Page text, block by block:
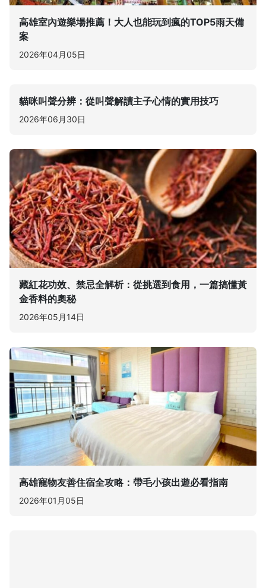
高雄室內遊樂場推薦！大人也能玩到瘋的TOP5雨天備
案
2026年04月05日
貓咪叫聲分辨：從叫聲解讀主子心情的實用技巧
2026年06月30日
藏紅花功效、禁忌全解析：從挑選到食用，一篇搞懂黃
金香料的奧秘
2026年05月14日
高雄寵物友善住宿全攻略：帶毛小孩出遊必看指南
2026年01月05日